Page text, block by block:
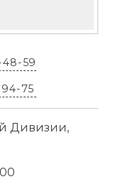
48-59
94-75
Дивизии,